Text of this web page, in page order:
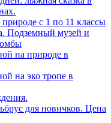
с 1 по 11 классы
Подземный музей и
на природе в
на эко тропе в
для новичков. Цена